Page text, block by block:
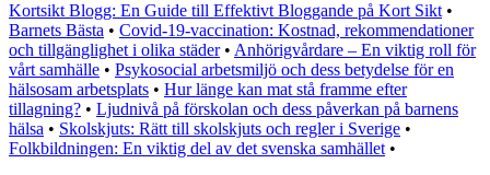
Kortsikt Blogg: En Guide till Effektivt Bloggande på Kort Sikt •
Barnets Bästa • Covid-19-vaccination: Kostnad, rekommendationer
och tillgänglighet i olika städer• Anhörigvårdare – En viktig roll för
vårt samhälle • Psykosocial arbetsmiljö och dess betydelse för en
hälsosam arbetsplats • Hur länge kan mat stå framme efter
tillagning? • Ljudnivå på förskolan och dess påverkan på barnens
hälsa • Skolskjuts: Rätt till skolskjuts och regler i Sverige •
Folkbildningen: En viktig del av det svenska samhället •